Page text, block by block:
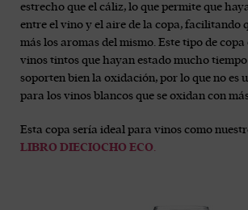
estrecho que el cáliz, lo que permite que
entre el vino y el aire de la copa, facilitando
más los aromas del mismo. Este tipo de
vinos tintos que hayan estado mucho
soporten bien la oxidación, por lo que no es
para los vinos blancos que se oxidan con
Esta copa sería ideal para vinos como
LIBRO DIECIOCHO ECO.